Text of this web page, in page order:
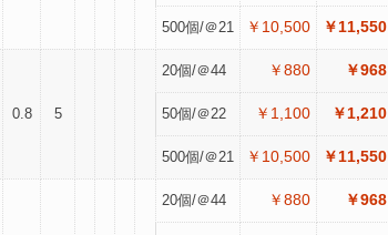
500個/＠21 ￥10,500 ￥11,550
0.8 5
20個/＠44 ￥880 ￥968
50個/＠22 ￥1,100 ￥1,210
500個/＠21 ￥10,500 ￥11,550
20個/＠44 ￥880 ￥968